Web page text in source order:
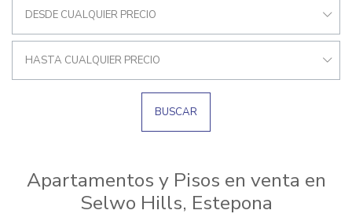
DESDE CUALQUIER PRECIO
HASTA CUALQUIER PRECIO
BUSCAR
Apartamentos y Pisos en venta en
Selwo Hills, Estepona